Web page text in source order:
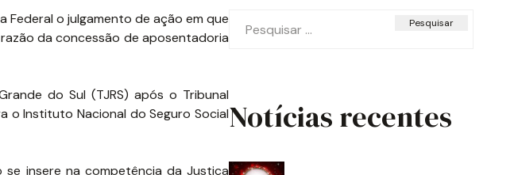
Federal o julgamento de ação em que
da concessão de aposentadoria
do Sul (TJRS) após o Tribunal
o Instituto Nacional do Seguro Social
insere na competência da Justiça
por:
Notícias recentes